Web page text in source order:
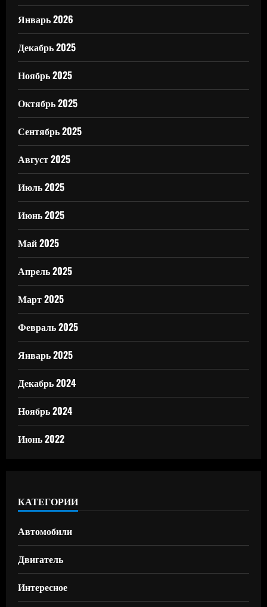
Январь 2026
Декабрь 2025
Ноябрь 2025
Октябрь 2025
Сентябрь 2025
Август 2025
Июль 2025
Июнь 2025
Май 2025
Апрель 2025
Март 2025
Февраль 2025
Январь 2025
Декабрь 2024
Ноябрь 2024
Июнь 2022
КАТЕГОРИИ
Автомобили
Двигатель
Интересное